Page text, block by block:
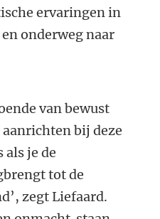
ervaringen in
onderweg naar
van bewust
bij deze
als je de
tot de
zegt Liefaard.